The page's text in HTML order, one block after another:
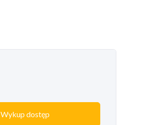
Wykup dostęp